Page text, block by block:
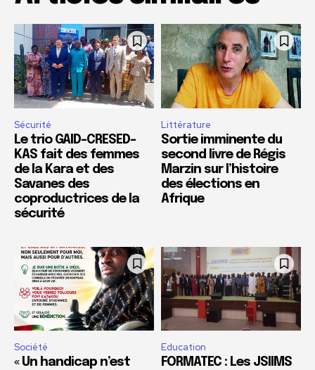
Sécurité
Le trio GAID-CRESED-
KAS fait des femmes
de la Kara et des
Savanes des
coproductrices de la
sécurité
Littérature
Sortie imminente du
second livre de Régis
Marzin sur l’histoire
des élections en
Afrique
Société
« Un handicap n’est
Education
FORMATEC : Les JSIIMS